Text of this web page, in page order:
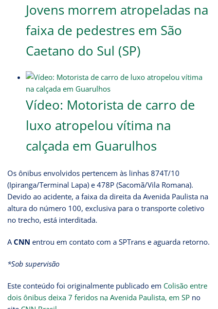
Jovens morrem atropeladas na
faixa de pedestres em São
Caetano do Sul (SP)
Vídeo: Motorista de carro de
luxo atropelou vítima na
calçada em Guarulhos
Os ônibus envolvidos pertencem às linhas 874T/10
(Ipiranga/Terminal Lapa) e 478P (Sacomã/Vila Romana).
Devido ao acidente, a faixa da direita da Avenida Paulista na
altura do número 100, exclusiva para o transporte coletivo
no trecho, está interditada.
A CNN entrou em contato com a SPTrans e aguarda retorno.
*Sob supervisão
Este conteúdo foi originalmente publicado em Colisão entre
dois ônibus deixa 7 feridos na Avenida Paulista, em SP no